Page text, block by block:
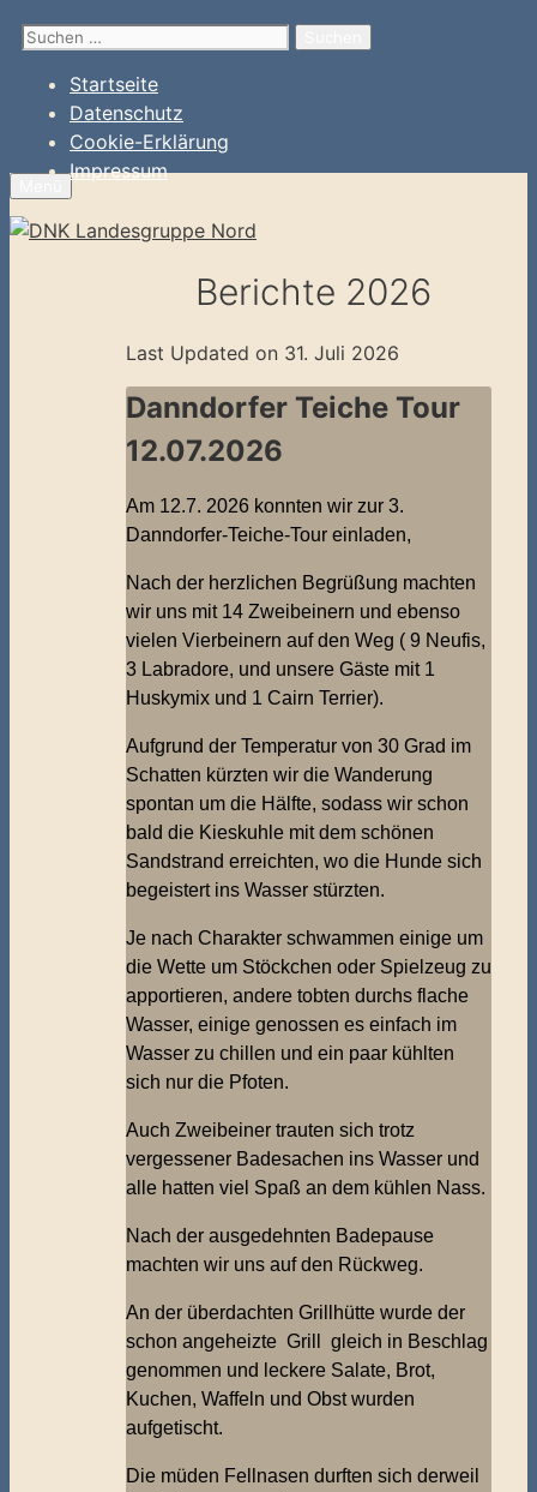
Zum
Inhalt
springen
Suchen
Startseite
Datenschutz
Cookie-Erklärung
Impressum
Berichte 2026
Last Updated on 31. Juli 2026
Danndorfer Teiche Tour
12.07.2026
Am 12.7. 2026 konnten wir zur 3.
Danndorfer-Teiche-Tour einladen,
Nach der herzlichen Begrüßung machten
wir uns mit 14 Zweibeinern und ebenso
vielen Vierbeinern auf den Weg ( 9 Neufis,
3 Labradore, und unsere Gäste mit 1
Huskymix und 1 Cairn Terrier).
Aufgrund der Temperatur von 30 Grad im
Schatten kürzten wir die Wanderung
spontan um die Hälfte, sodass wir schon
bald die Kieskuhle mit dem schönen
Sandstrand erreichten, wo die Hunde sich
begeistert ins Wasser stürzten.
Je nach Charakter schwammen einige um
die Wette um Stöckchen oder Spielzeug zu
apportieren, andere tobten durchs flache
Wasser, einige genossen es einfach im
Wasser zu chillen und ein paar kühlten
sich nur die Pfoten.
Auch Zweibeiner trauten sich trotz
vergessener Badesachen ins Wasser und
alle hatten viel Spaß an dem kühlen Nass.
Nach der ausgedehnten Badepause
machten wir uns auf den Rückweg.
An der überdachten Grillhütte wurde der
schon angeheizte Grill gleich in Beschlag
genommen und leckere Salate, Brot,
Kuchen, Waffeln und Obst wurden
aufgetischt.
Die müden Fellnasen durften sich derweil